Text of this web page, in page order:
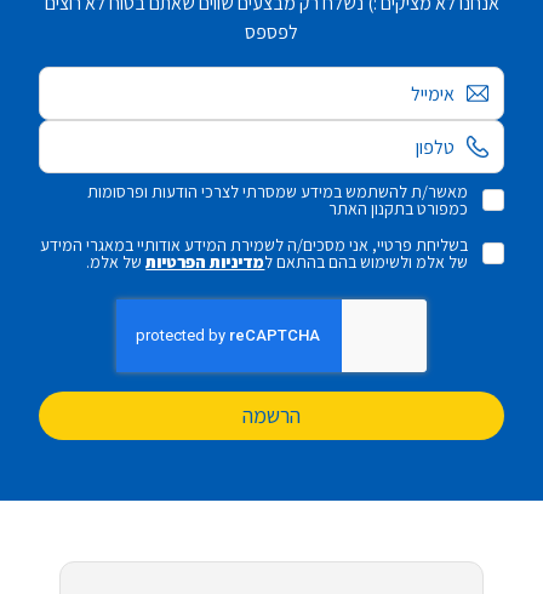
לפספס
אימייל
מאשר/ת להשתמש במידע שמסרתי לצרכי הודעות ופרסומות
כמפורט בתקנון האתר
בשליחת פרטיי, אני מסכים/ה לשמירת המידע אודותיי במאגרי המידע
של אלמ ולשימוש בהם בהתאם למדיניות הפרטיותשל אלמ.
הרשמה